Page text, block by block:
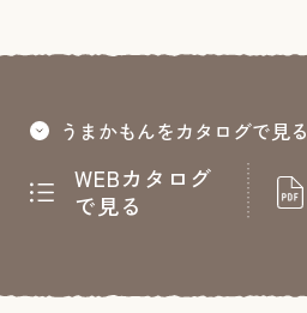
うまかもんをカタログで見る
WEBカタログ
で見る